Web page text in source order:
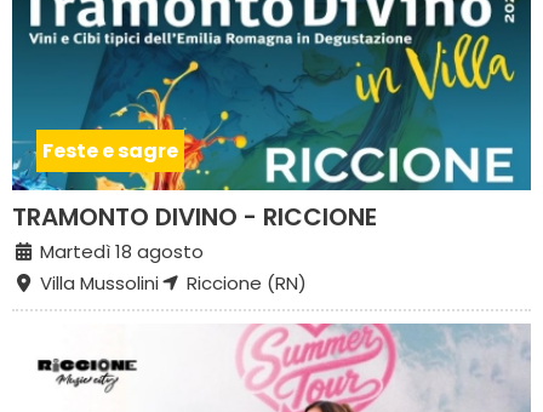
Feste e sagre
TRAMONTO DIVINO - RICCIONE
Martedì 18 agosto
Villa Mussolini
Riccione (RN)